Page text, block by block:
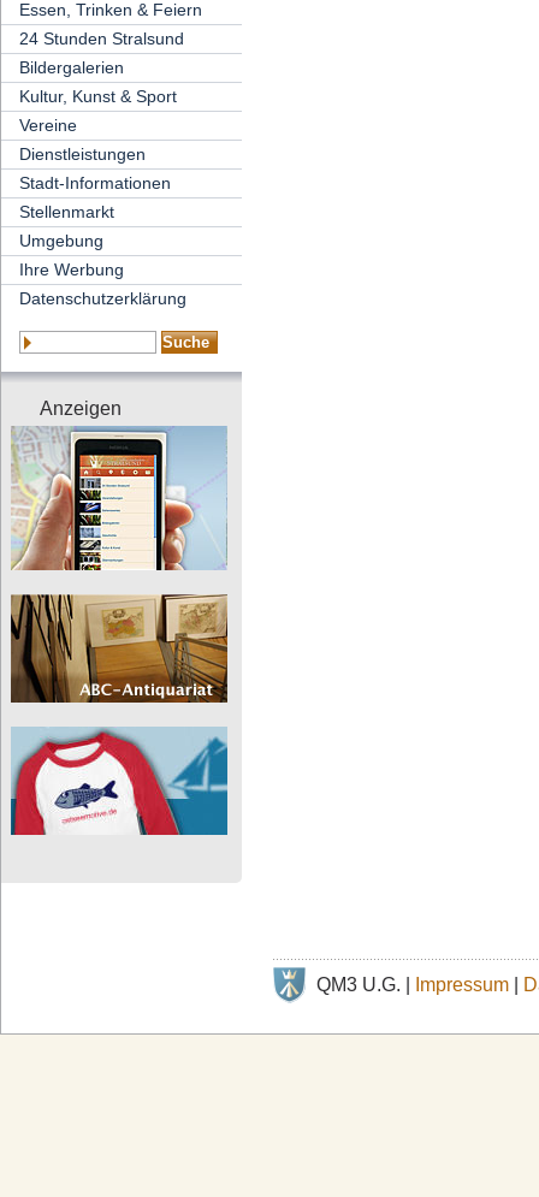
Essen, Trinken & Feiern
24 Stunden Stralsund
Bildergalerien
Kultur, Kunst & Sport
Vereine
Dienstleistungen
Stadt-Informationen
Stellenmarkt
Umgebung
Ihre Werbung
Datenschutzerklärung
Anzeigen
QM3 U.G. | Impressum